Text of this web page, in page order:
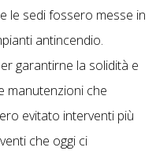
le sedi fossero messe in
antincendio.
garantirne la solidità e
manutenzioni che
evitato interventi più
che oggi ci